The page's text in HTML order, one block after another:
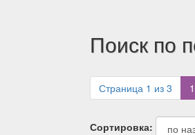
Поиск по
Страница 1 из 3 1
Сортировка: